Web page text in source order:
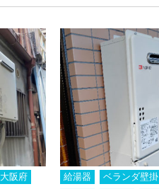
大阪府
給湯器
ベランダ壁掛